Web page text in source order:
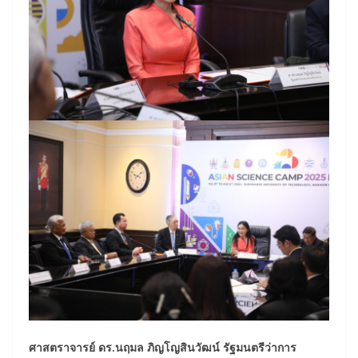
ศาสตราจารย์ ดร.นฤมล ภิญโญสินวัฒน์ รัฐมนตรีว่าการ